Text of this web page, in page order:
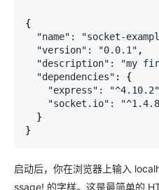
{
"name": "socket-
"version": "0.0.1" ,
"description": "my
"dependencies" : {
"express": "^4.10.2"
"socket.io":
  }
}
启动后，你在浏览器上输入
ssage! 的字样。这是最简单的